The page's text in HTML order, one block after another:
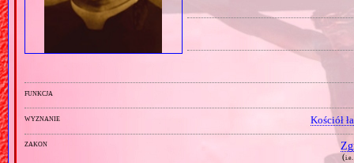
funkcja
wyznanie Kościół
zakon
(i.e.